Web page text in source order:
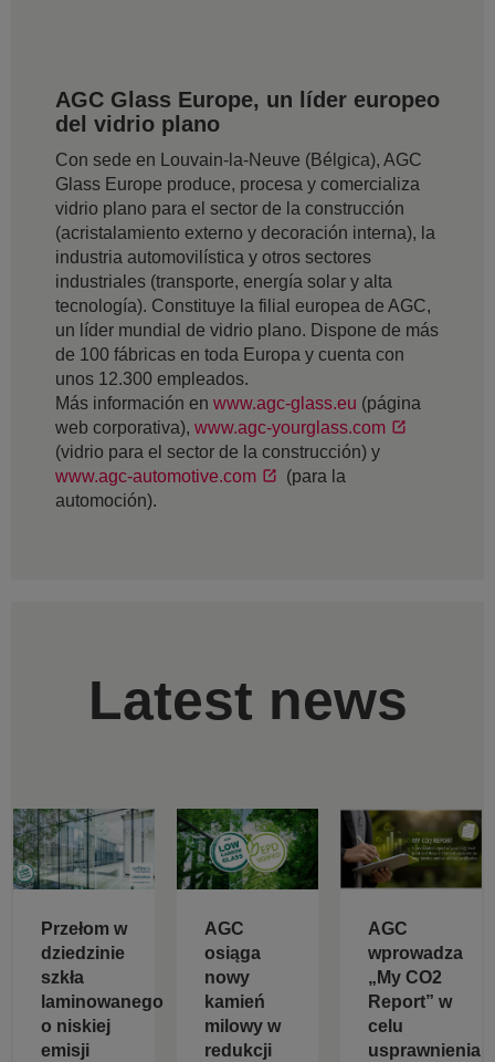
AGC Glass Europe, un líder europeo
del vidrio plano
Con sede en Louvain-la-Neuve (Bélgica), AGC
Glass Europe produce, procesa y comercializa
vidrio plano para el sector de la construcción
(acristalamiento externo y decoración interna), la
industria automovilística y otros sectores
industriales (transporte, energía solar y alta
tecnología). Constituye la filial europea de AGC,
un líder mundial de vidrio plano. Dispone de más
de 100 fábricas en toda Europa y cuenta con
unos 12.300 empleados.
Más información en www.agc-glass.eu (página
web corporativa), www.agc-yourglass.com
(vidrio para el sector de la construcción) y
www.agc-automotive.com
(para la
automoción).
Latest news
Przełom w
dziedzinie
szkła
laminowanego
o niskiej
emisji
AGC
osiąga
nowy
kamień
milowy w
redukcji
AGC
wprowadza
„My CO2
Report” w
celu
usprawnienia